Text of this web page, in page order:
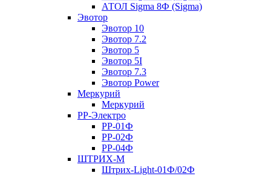
АТОЛ Sigma 8Ф (Sigma)
Эвотор
Эвотор 10
Эвотор 7.2
Эвотор 5
Эвотор 5I
Эвотор 7.3
Эвотор Power
Меркурий
Меркурий
РР-Электро
РР-01Ф
РР-02Ф
РР-04Ф
ШТРИХ-М
Штрих-Light-01Ф/02Ф